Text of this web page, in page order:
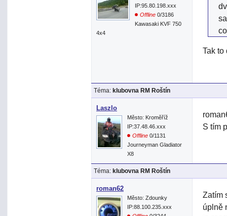
IP:95.80.198.xxx
Offline 0/3186
Kawasaki KVF 750
4x4
Tak to
Téma: klubovna RM Roštín
Laszlo
Město: Kroměříž
IP:37.48.46.xxx
Offline 0/1131
Journeyman Gladiator
X8
S tím
Téma: klubovna RM Roštín
roman62
Město: Zdounky
IP:88.100.235.xxx
Zatím
úplně